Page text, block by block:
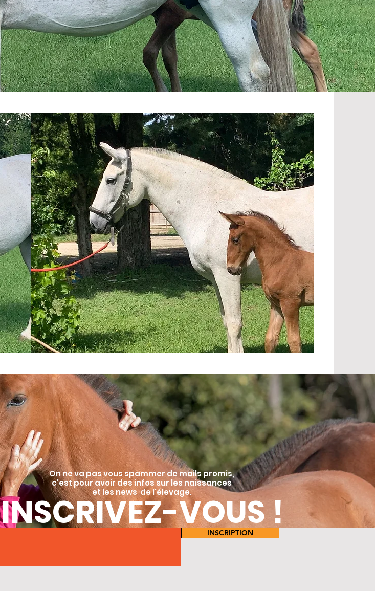
On ne va pas vous spammer de mails promis,
c'est pour avoir des infos sur les naissances
et les news de l'élevage.
INSCRIVEZ-VOUS !
INSCRIPTION